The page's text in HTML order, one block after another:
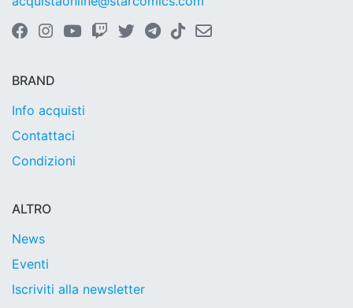
BRAND
Info acquisti
Contattaci
Condizioni
ALTRO
News
Eventi
Iscriviti alla newsletter